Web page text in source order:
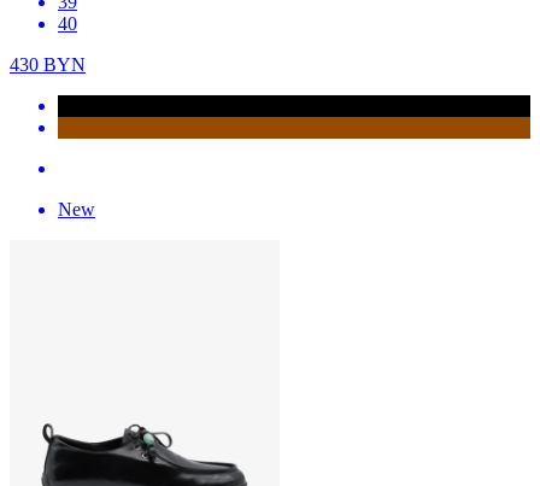
40
430 BYN
New